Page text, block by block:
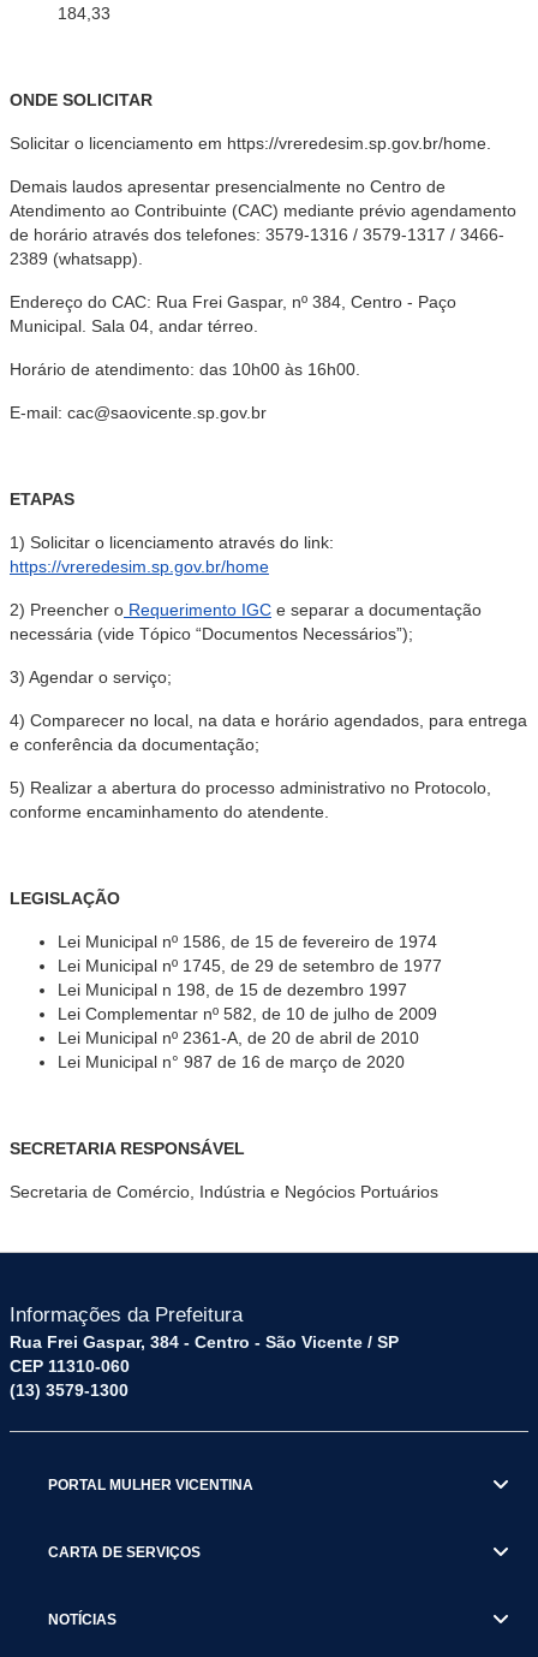
184,33
ONDE SOLICITAR
Solicitar o licenciamento em https://vreredesim.sp.gov.br/home.
Demais laudos apresentar presencialmente no Centro de
Atendimento ao Contribuinte (CAC) mediante prévio agendamento
de horário através dos telefones: 3579-1316 / 3579-1317 / 3466-
2389 (whatsapp).
Endereço do CAC: Rua Frei Gaspar, nº 384, Centro - Paço
Municipal. Sala 04, andar térreo.
Horário de atendimento: das 10h00 às 16h00.
E-mail: cac@saovicente.sp.gov.br
ETAPAS
1) Solicitar o licenciamento através do link:
https://vreredesim.sp.gov.br/home
2) Preencher o Requerimento IGC e separar a documentação
necessária (vide Tópico “Documentos Necessários”);
3) Agendar o serviço;
4) Comparecer no local, na data e horário agendados, para entrega
e conferência da documentação;
5) Realizar a abertura do processo administrativo no Protocolo,
conforme encaminhamento do atendente.
LEGISLAÇÃO
Lei Municipal nº 1586, de 15 de fevereiro de 1974
Lei Municipal nº 1745, de 29 de setembro de 1977
Lei Municipal n 198, de 15 de dezembro 1997
Lei Complementar nº 582, de 10 de julho de 2009
Lei Municipal nº 2361-A, de 20 de abril de 2010
Lei Municipal n° 987 de 16 de março de 2020
SECRETARIA RESPONSÁVEL
Secretaria de Comércio, Indústria e Negócios Portuários
Informações da Prefeitura
Rua Frei Gaspar, 384 - Centro - São Vicente / SP
CEP 11310-060
(13) 3579-1300
PORTAL MULHER VICENTINA
CARTA DE SERVIÇOS
NOTÍCIAS